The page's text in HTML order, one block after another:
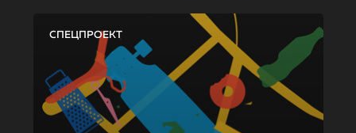
СПЕЦПРОЕКТ